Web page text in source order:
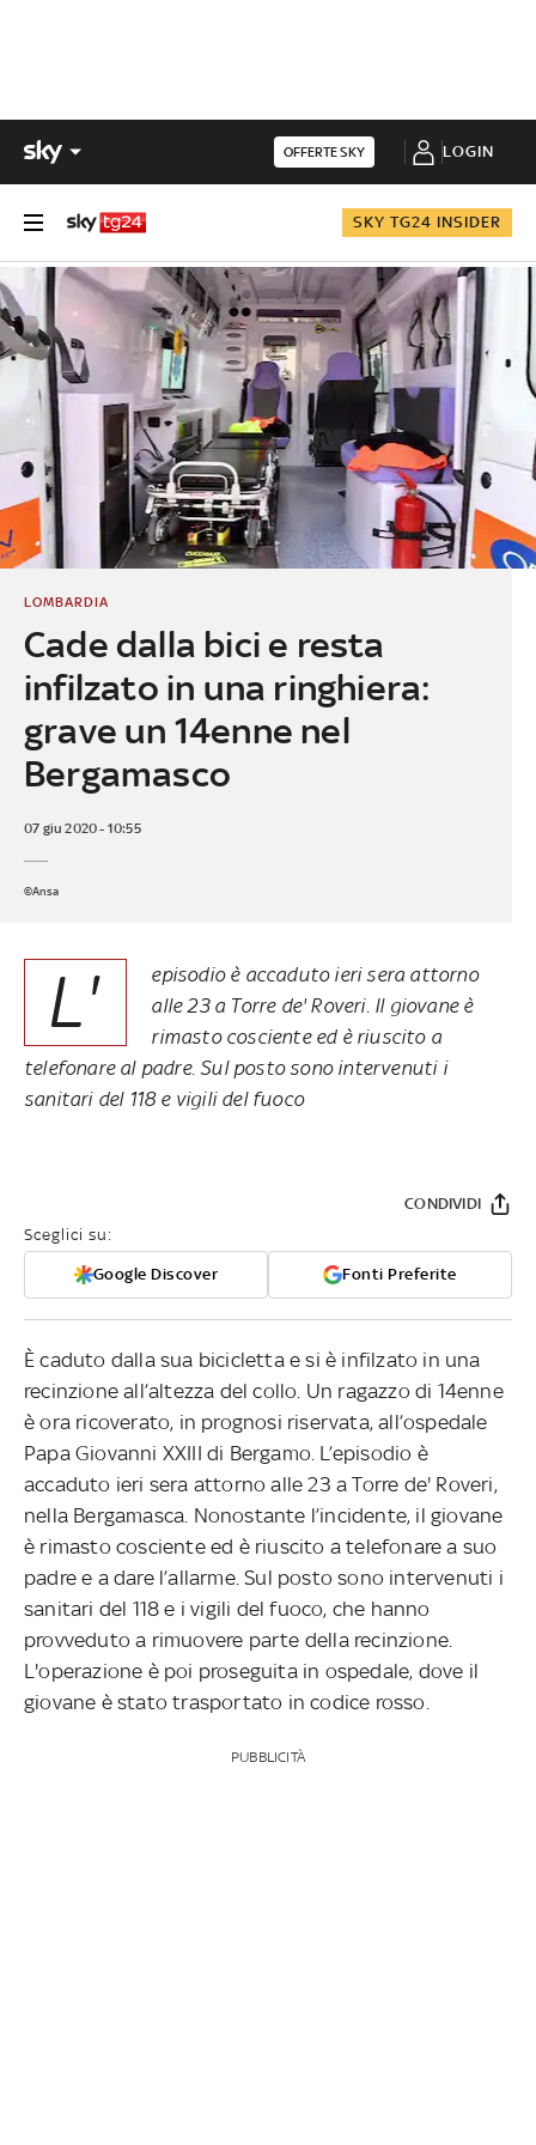
OFFERTE SKY LOGIN
SKY TG24 INSIDER
Cade dalla bici e resta
infilzato in una ringhiera:
grave un 14enne nel
Bergamasco
LOMBARDIA
07 giu 2020 - 10:55
©Ansa
L'
episodio è accaduto ieri sera attorno
alle 23 a Torre de' Roveri. Il giovane è
rimasto cosciente ed è riuscito a
telefonare al padre. Sul posto sono intervenuti i
sanitari del 118 e vigili del fuoco
Sceglici su:
Google Discover Fonti Preferite
CONDIVIDI
È caduto dalla sua bicicletta e si è infilzato in una
recinzione all’altezza del collo. Un ragazzo di 14enne
è ora ricoverato, in prognosi riservata, all’ospedale
Papa Giovanni XXIII di Bergamo. L’episodio è
accaduto ieri sera attorno alle 23 a Torre de' Roveri,
nella Bergamasca. Nonostante l’incidente, il giovane
è rimasto cosciente ed è riuscito a telefonare a suo
padre e a dare l’allarme. Sul posto sono intervenuti i
sanitari del 118 e i vigili del fuoco, che hanno
provveduto a rimuovere parte della recinzione.
L'operazione è poi proseguita in ospedale, dove il
giovane è stato trasportato in codice rosso.
PUBBLICITÀ